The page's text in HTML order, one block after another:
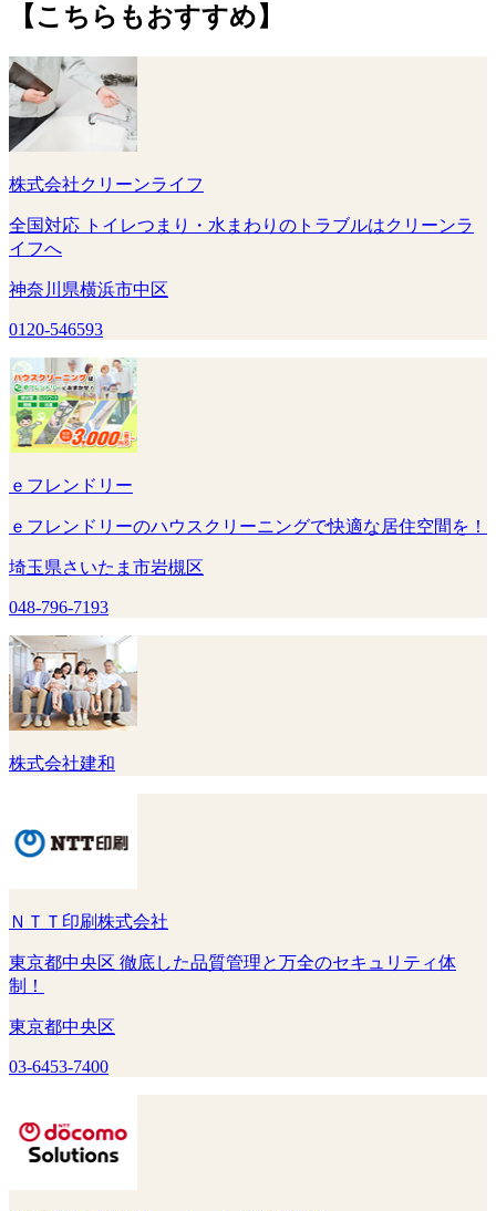
【こちらもおすすめ】
株式会社クリーンライフ
全国対応 トイレつまり・水まわりのトラブルはクリーンラ
イフへ
神奈川県横浜市中区
0120-546593
ｅフレンドリー
ｅフレンドリーのハウスクリーニングで快適な居住空間を！
埼玉県さいたま市岩槻区
048-796-7193
株式会社建和
ＮＴＴ印刷株式会社
東京都中央区 徹底した品質管理と万全のセキュリティ体
制！
東京都中央区
03-6453-7400